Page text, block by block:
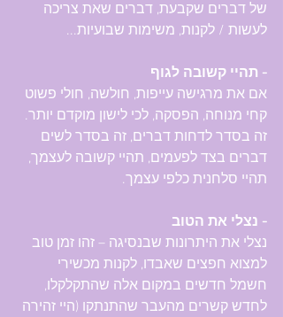
של דברים שקבעת, דברים שאת צריכה
לעשות / לקנות, משימות שבועיות...
- תהיי קשובה לגוף
אם את מרגישה עייפות, חולשה, חולי פשוט
קחי מנוחה, הפסקה, לכי לישון מוקדם יותר.
זה בסדר לדחות דברים, זה בסדר לשים
דברים בצד לפעמים, תהיי קשובה לעצמך,
תהיי סלחנית כלפי עצמך.
- נצלי את הטוב
נצלי את היתרונות שבנסיגה – זהו זמן טוב
למצוא חפצים שאבדו, לקנות מכשירי
חשמל חדשים במקום אלה שהתקלקלו,
לחדש קשרים מהעבר שהתנתקו (היי זהירה